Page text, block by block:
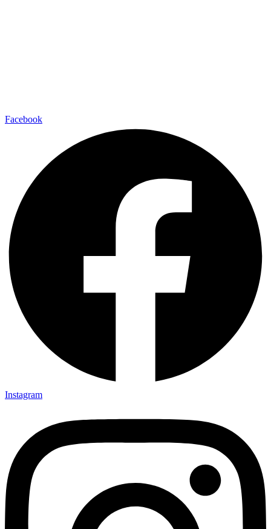
Facebook
Instagram